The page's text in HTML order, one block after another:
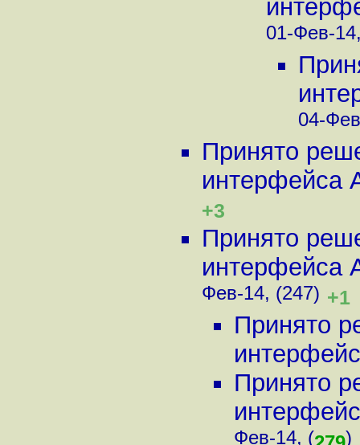
01-Фев-
04-
Принято
интерфейса
+3
Принято
интерфейса
Фев-14, (247) +1
Принято
Принято